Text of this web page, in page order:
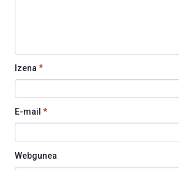
Izena *
E-mail *
Webgunea